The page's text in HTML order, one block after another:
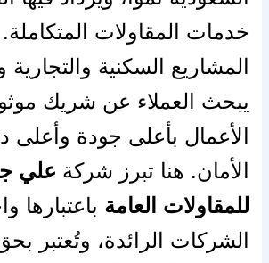
خدمات المقاولات
المشاريع السكنية والتجارية
يبحث العملاء عن شريك
الأعمال بأعلى جودة وأعلى
الأمان. هنا تبرز شركة علي
للمقاولات العامة باعتبارها
الشركات الرائدة، وتُعتبر